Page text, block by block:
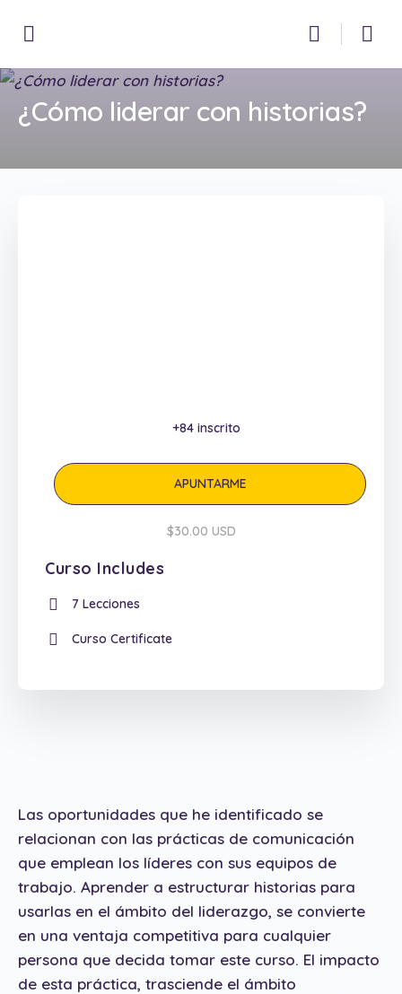
¿Cómo liderar con historias?
Las oportunidades que he identificado se
relacionan con las prácticas de comunicación
que emplean los líderes con sus equipos de
trabajo. Aprender a estructurar historias para
usarlas en el ámbito del liderazgo, se convierte
en una ventaja competitiva para cualquier
persona que decida tomar este curso. El impacto
de esta práctica, trasciende el ámbito
+84 inscrito
APUNTARME
$30.00 USD
Curso Includes
7 Lecciones
Curso Certificate